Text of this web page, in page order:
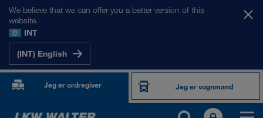
We believe that we can offer you a better version of this
website.
INT
(INT) English
Jeg er ordregiver Jeg er vognmand